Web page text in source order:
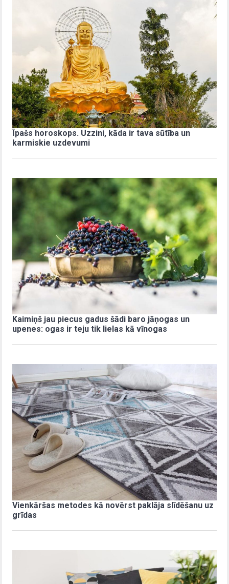
Īpašs horoskops. Uzzini, kāda ir tava sūtība un
karmiskie uzdevumi
Kaimiņš jau piecus gadus šādi baro jāņogas un
upenes: ogas ir teju tik lielas kā vīnogas
Vienkāršas metodes kā novērst paklāja slīdēšanu uz
grīdas